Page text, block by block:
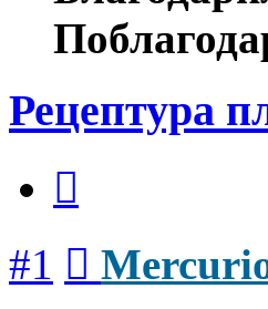
Рецептура
#1